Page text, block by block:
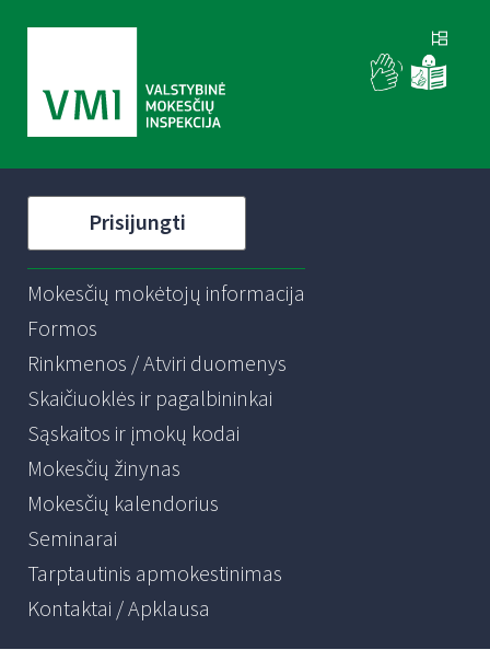
Prisijungti
Mokesčių mokėtojų informacija
Formos
Rinkmenos / Atviri duomenys
Skaičiuoklės ir pagalbininkai
Sąskaitos ir įmokų kodai
Mokesčių žinynas
Mokesčių kalendorius
Seminarai
Tarptautinis apmokestinimas
Kontaktai / Apklausa